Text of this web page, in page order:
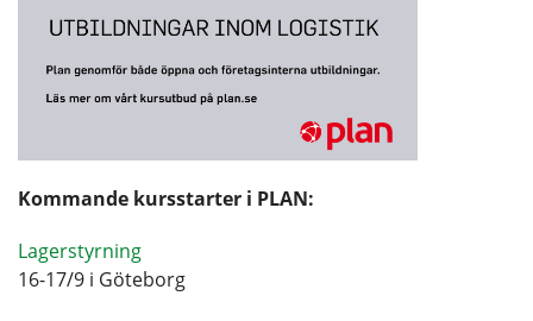
Kommande kursstarter i PLAN:
Lagerstyrning
16-17/9 i Göteborg